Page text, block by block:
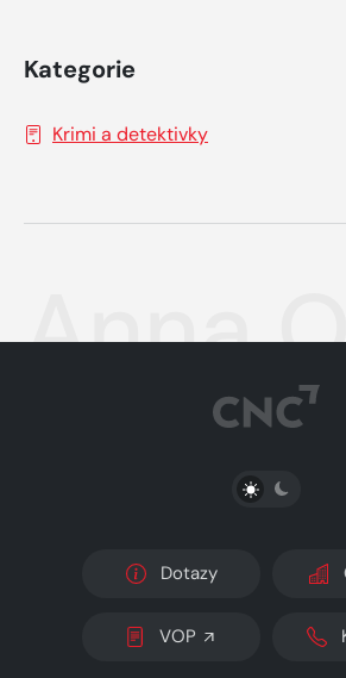
Kategorie
Krimi a detektivky
Anna
PŘEPNOUT
Dotazy
VOP